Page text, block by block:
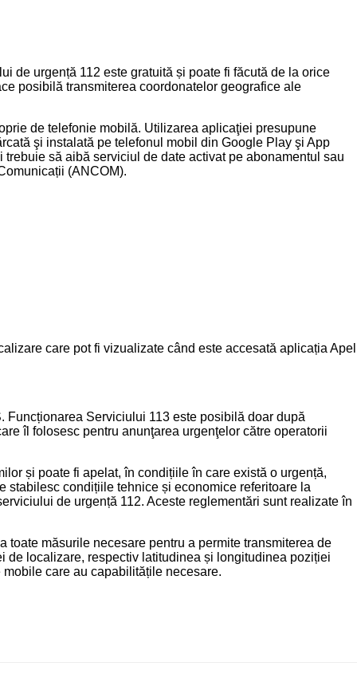
de urgență 112 este gratuită și poate fi făcută de la orice
posibilă transmiterea coordonatelor geografice ale
de telefonie mobilă. Utilizarea aplicaţiei presupune
şi instalată pe telefonul mobil din Google Play şi App
să aibă serviciul de date activat pe abonamentul sau
(ANCOM).
care pot fi vizualizate când este accesată aplicația Apel
Serviciului 113 este posibilă doar după
îl folosesc pentru anunţarea urgenţelor către operatorii
și poate fi apelat, în condițiile în care există o urgență,
stabilesc condițiile tehnice și economice referitoare la
de urgență 112. Aceste reglementări sunt realizate în
măsurile necesare pentru a permite transmiterea de
de localizare, respectiv latitudinea și longitudinea poziției
care au capabilitățile necesare.